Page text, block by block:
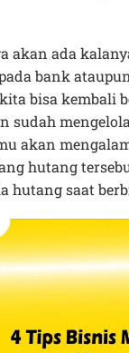
akan ada
bank
bisa kembali
sudah
akan
hutang
hutang saat